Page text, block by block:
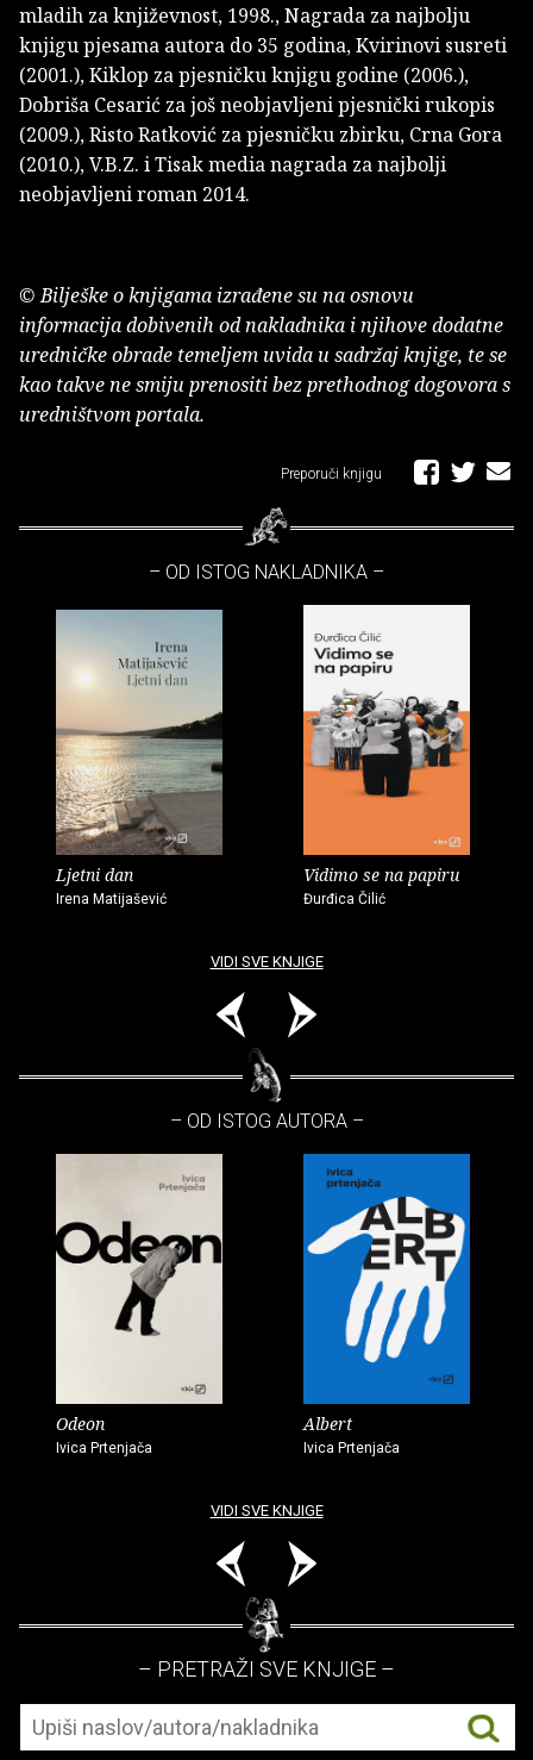
mladih za književnost, 1998., Nagrada za najbolju
knjigu pjesama autora do 35 godina, Kvirinovi susreti
(2001.), Kiklop za pjesničku knjigu godine (2006.),
Dobriša Cesarić za još neobjavljeni pjesnički rukopis
(2009.), Risto Ratković za pjesničku zbirku, Crna Gora
(2010.), V.B.Z. i Tisak media nagrada za najbolji
neobjavljeni roman 2014.
© Bilješke o knjigama izrađene su na osnovu
informacija dobivenih od nakladnika i njihove dodatne
uredničke obrade temeljem uvida u sadržaj knjige, te se
kao takve ne smiju prenositi bez prethodnog dogovora s
uredništvom portala.
Preporuči knjigu
– OD ISTOG NAKLADNIKA –
Ljetni dan
Irena Matijašević
Vidimo se na papiru
Đurđica Čilić
VIDI SVE KNJIGE
– OD ISTOG AUTORA –
Odeon
Ivica Prtenjača
Albert
Ivica Prtenjača
VIDI SVE KNJIGE
– PRETRAŽI SVE KNJIGE –